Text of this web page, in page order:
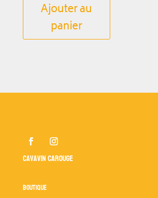
Ajouter au
panier
Cavavin Carouge
Boutique